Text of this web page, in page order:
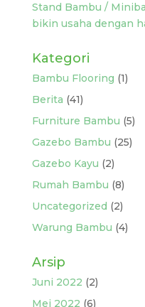
Stand Bambu /
bikin usaha dengan
Kategori
Bambu Flooring (1)
Berita (41)
Furniture Bambu (5)
Gazebo Bambu (25)
Gazebo Kayu (2)
Rumah Bambu (8)
Uncategorized (2)
Warung Bambu (4)
Arsip
Juni 2022 (2)
Mei 2022 (6)